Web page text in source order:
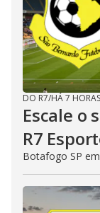
DO R7/HÁ 7 HORAS
Escale o
R7
Botafogo SP